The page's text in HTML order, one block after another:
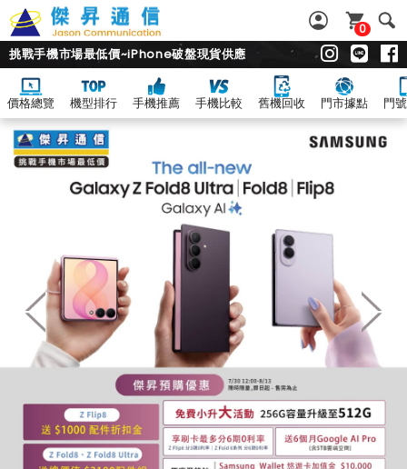
0
挑戰手機市場最低價~iPhone破盤現貨供應
價格總覽 機型排行 手機推薦 手機比較 舊機回收 門市據點 門